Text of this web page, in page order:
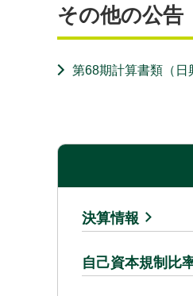
その他の公告
第68期計算書類（日
決算情報
自己資本規制比